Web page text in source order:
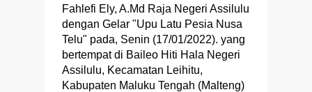
Fahlefi Ely, A.Md Raja Negeri Assilulu
dengan Gelar "Upu Latu Pesia Nusa
Telu" pada, Senin (17/01/2022). yang
bertempat di Baileo Hiti Hala Negeri
Assilulu, Kecamatan Leihitu,
Kabupaten Maluku Tengah (Malteng)